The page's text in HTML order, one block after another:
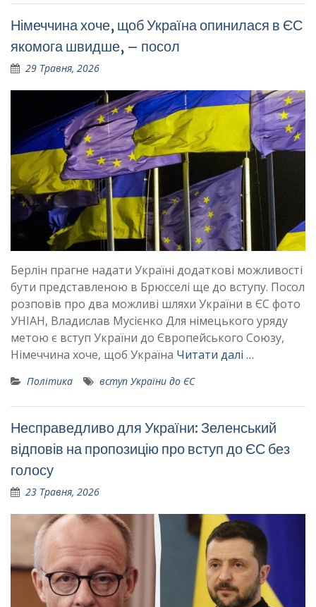
Німеччина хоче, щоб Україна опинилася в ЄС
якомога швидше, – посол
29 Травня, 2026
Берлін прагне надати Україні додаткові можливості
бути представленою в Брюсселі ще до вступу. Посол
розповів про два можливі шляхи України в ЄС ​​​​​фото
УНІАН, Владислав Мусієнко Для німецького уряду
метою є вступ України до Європейського Союзу,
Німеччина хоче, щоб Україна Читати далі …
Політика вступ України до ЄС
Несправедливо для України: Зеленський
відповів на пропозицію про вступ до ЄС без
голосу
23 Травня, 2026